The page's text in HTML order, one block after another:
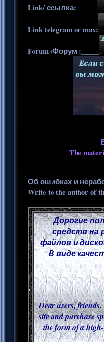
Link/ ссылка:______
Link telegram or max:
Forum /Форум :_____
The
Об ошибках и
Write to the author of
Дорогие
средств на
файлов и
В виде
Dear users,
site and purchase
the form of a